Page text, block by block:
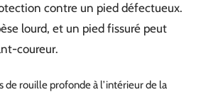
contre un pied défectueux.
lourd, et un pied fissuré peut
coureur.
de rouille profonde à l’intérieur de la